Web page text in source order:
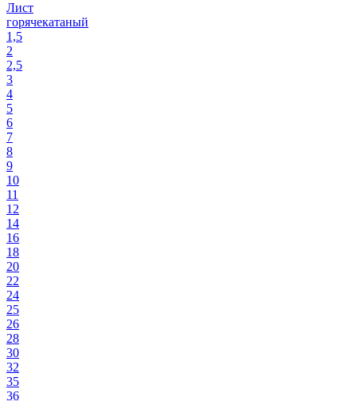
Лист
горячекатаный
1,5
2
2,5
3
4
5
6
7
8
9
10
11
12
14
16
18
20
22
24
25
26
28
30
32
35
36